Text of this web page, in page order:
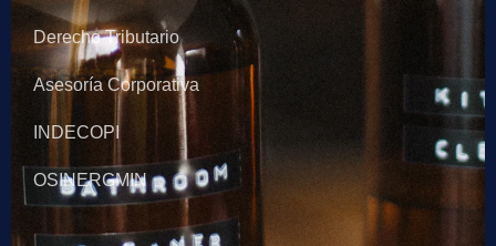
Derecho Tributario
Asesoría Corporativa
INDECOPI
OSINERGMIN